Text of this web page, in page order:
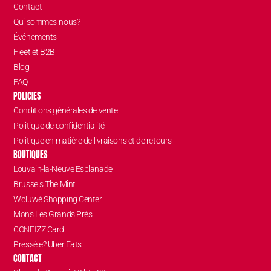
Contact
Qui sommes-nous?
Événements
Fleet et B2B
Blog
FAQ
POLICIES
Conditions générales de vente
Politique de confidentialité
Politique en matière de livraisons et de retours
BOUTIQUES
Louvain-la-Neuve Esplanade
Brussels The Mint
Woluwé Shopping Center
Mons Les Grands Prés
CONFIZZ Card
Pressé.e? Uber Eats
CONTACT